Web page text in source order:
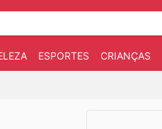
ESPORTES CRIANÇAS